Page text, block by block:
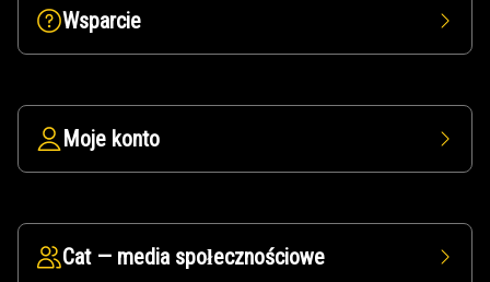
Wsparcie
Moje konto
Cat — media społecznościowe